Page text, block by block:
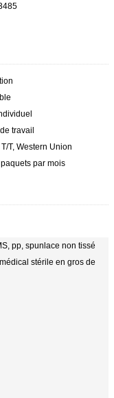
travail
T/T, Western Union
par mois
pp, spunlace non tissé
stérile en gros de